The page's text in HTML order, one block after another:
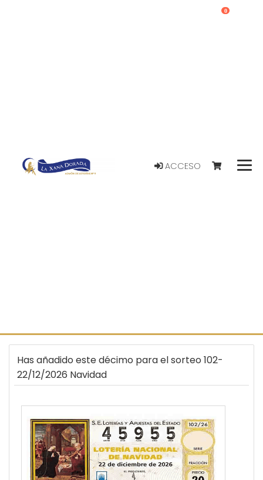
ACCESO
0
Has añadido este décimo para el sorteo 102-
22/12/2026 Navidad